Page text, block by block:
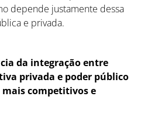
depende justamente dessa
e privada.
da integração entre
privada e poder público
competitivos e